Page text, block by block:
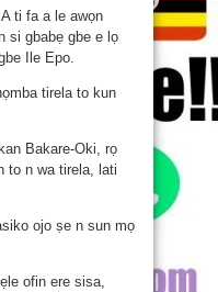
ti fa a le awọn
si gbabẹ gbe e lọ
Ile Epo.
tirela to kun
Bakare-Oki, rọ
to n wa tirela, lati
ojo ṣe n sun mọ
ofin ere sisa,